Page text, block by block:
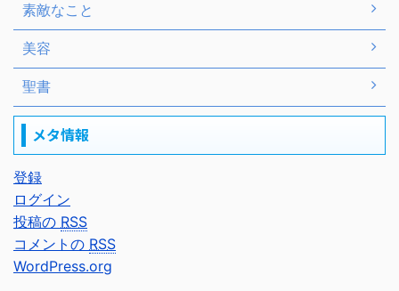
素敵なこと
美容
聖書
メタ情報
登録
ログイン
投稿の RSS
コメントの RSS
WordPress.org